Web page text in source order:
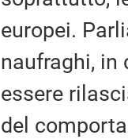
europei.
naufraghi, in
essere
del